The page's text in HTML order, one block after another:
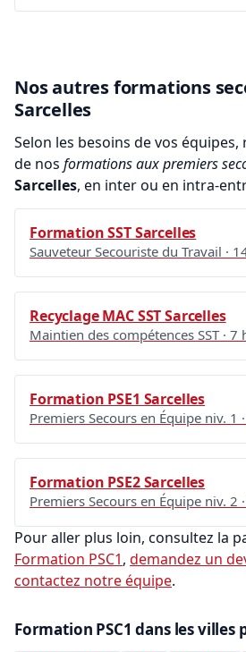
Nos autres formations
Sarcelles
Selon les besoins de vos
de nos formations aux premiers
Sarcelles, en inter ou en intra-
Formation SST Sarcelles
Sauveteur Secouriste du Travail ·
Recyclage MAC SST Sarcelles
Maintien des compétences SST · 7
Formation PSE1 Sarcelles
Premiers Secours en Équipe niv. 1
Formation PSE2 Sarcelles
Premiers Secours en Équipe niv. 2
Pour aller plus loin, consultez la
Formation PSC1, demandez un
contactez notre équipe.
Formation PSC1 dans les villes